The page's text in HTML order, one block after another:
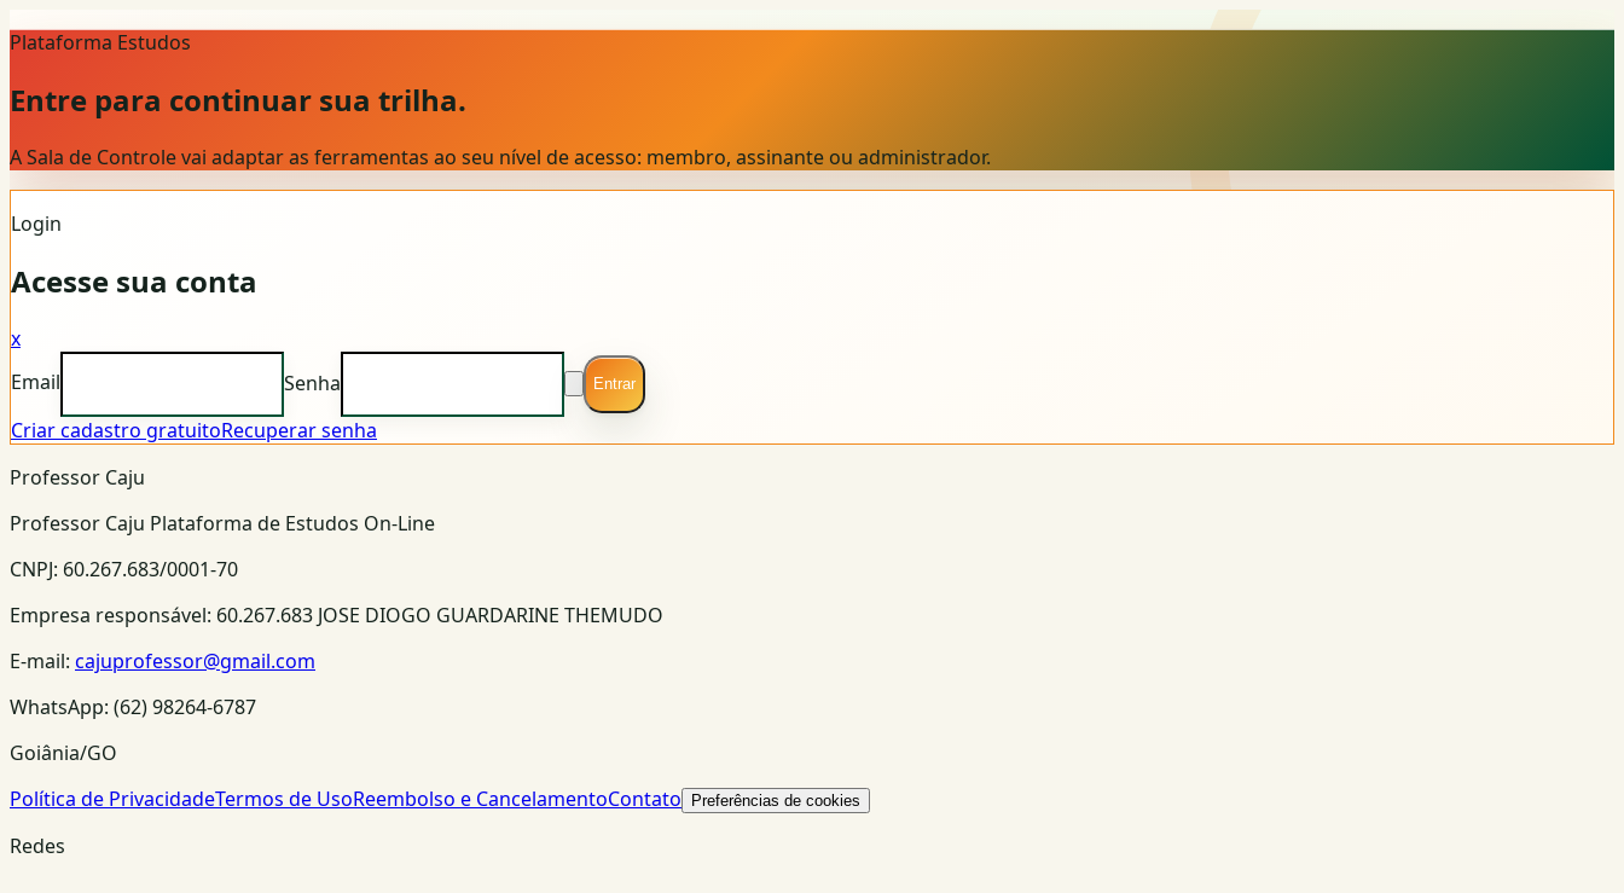
Plataforma Estudos
Entre para continuar sua trilha.
A Sala de Controle vai adaptar as ferramentas ao seu nível de acesso: membro, assinante ou administrador.
Login
Acesse sua conta
x
Email
Senha Entrar
Criar cadastro gratuitoRecuperar senha
Professor Caju
Professor Caju Plataforma de Estudos On-Line
CNPJ: 60.267.683/0001-70
Empresa responsável: 60.267.683 JOSE DIOGO GUARDARINE THEMUDO
E-mail: cajuprofessor@gmail.com
WhatsApp: (62) 98264-6787
Goiânia/GO
Política de PrivacidadeTermos de UsoReembolso e CancelamentoContato Preferências de cookies
Redes